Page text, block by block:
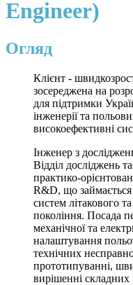
Engineer)
Огляд
Клієнт -
зосереджена на
для підтримки
інженерії та
високоефективні
Інженер з
Відділ досліджень
практико-
R&D, що займається
систем літакового
покоління. Посада
механічної та
налаштування
технічних
прототипуванні,
вирішенні складних